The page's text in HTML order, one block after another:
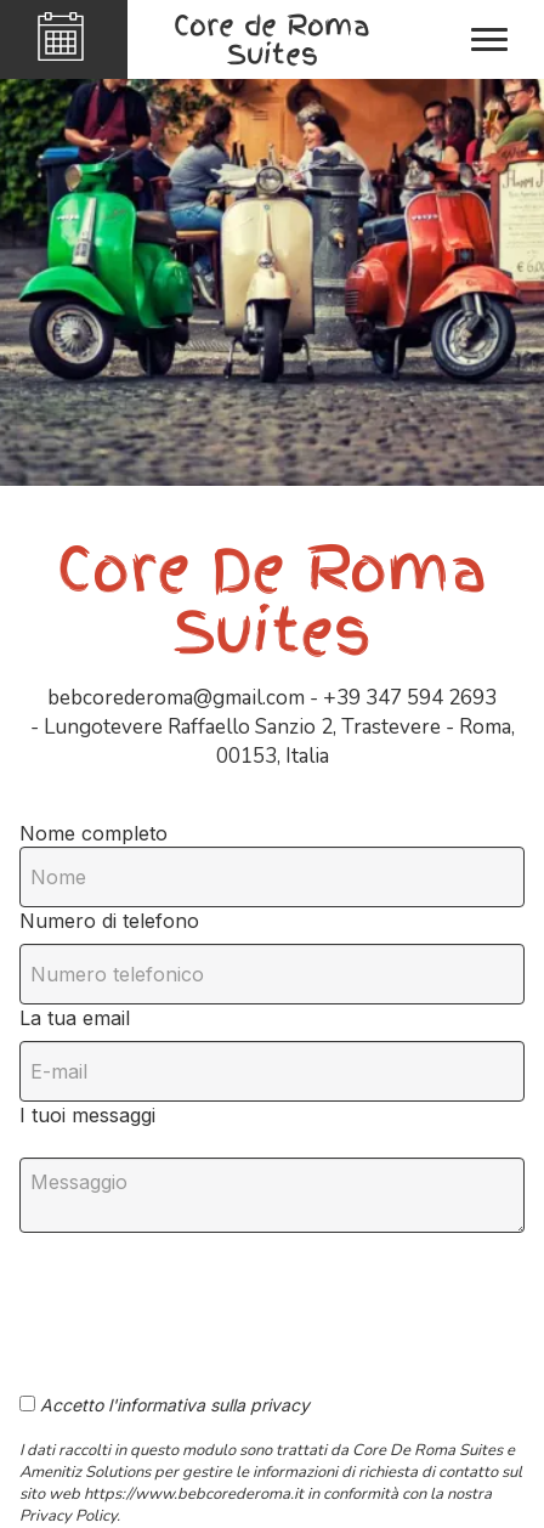
Core de Roma
Suites
Core De Roma
Suites
bebcorederoma@gmail.com - +39 347 594 2693
- Lungotevere Raffaello Sanzio 2, Trastevere - Roma,
00153, Italia
Nome completo
Numero di telefono
La tua email
I tuoi messaggi
Accetto l'informativa sulla privacy
I dati raccolti in questo modulo sono trattati da Core De Roma Suites e
Amenitiz Solutions per gestire le informazioni di richiesta di contatto sul
sito web https://www.bebcorederoma.it in conformità con la nostra
Privacy Policy.